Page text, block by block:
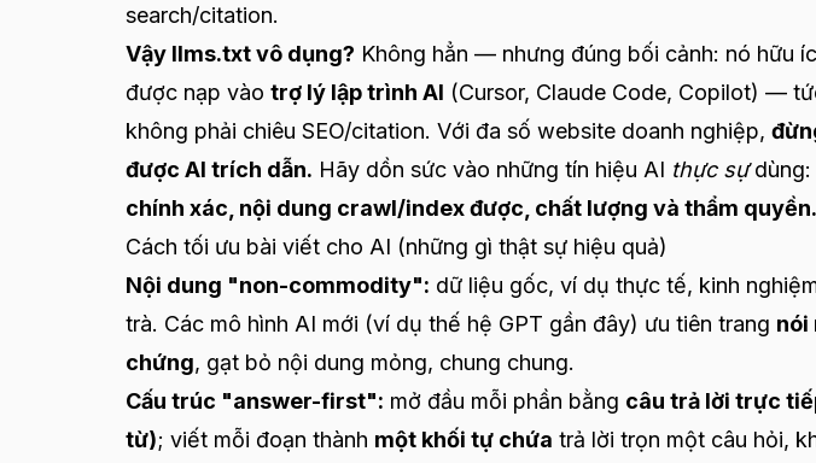
search/citation.
Vậy llms.txt vô dụng? Không hẳn — nhưng đúng bối cảnh: nó hữu
được nạp vào trợ lý lập trình AI (Cursor, Claude Code, Copilot) —
không phải chiêu SEO/citation. Với đa số website doanh nghiệp,
được AI trích dẫn. Hãy dồn sức vào những tín hiệu AI thực sựdùng:
chính xác, nội dung crawl/index được, chất lượng và thẩm quyền.
Cách tối ưu bài viết cho AI (những gì thật sự hiệu quả)
Nội dung "non-commodity": dữ liệu gốc, ví dụ thực tế, kinh
trà. Các mô hình AI mới (ví dụ thế hệ GPT gần đây) ưu tiên trang nói
chứng, gạt bỏ nội dung mỏng, chung chung.
Cấu trúc "answer-first": mở đầu mỗi phần bằng câu trả lời trực
từ); viết mỗi đoạn thành một khối tự chứa trả lời trọn một câu hỏi,